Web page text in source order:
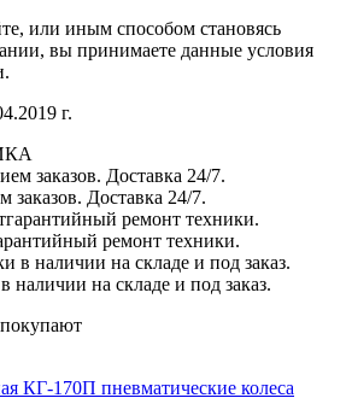
или иным способом становясь
вы принимаете данные условия
г.
заказов. Доставка 24/7.
ремонт техники.
наличии на складе и под заказ.